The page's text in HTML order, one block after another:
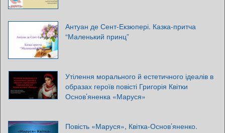
Антуан де Сент-Екзюпері. Казка-притча
“Маленький принц”
Утілення морального й естетичного ідеалів в
образах героїв повісті Григорія Квітки
Основ’яненка «Маруся»
Повість «Маруся», Квітка-Основ’яненко.